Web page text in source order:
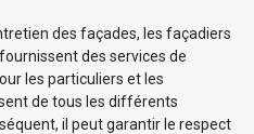
des façades, les façadiers
des services de
les particuliers et les
de tous les différents
il peut garantir le respect